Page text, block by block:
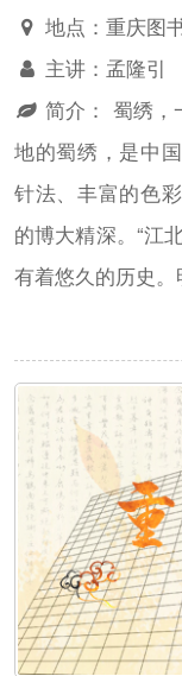
地点：重庆图
主讲： 孟隆引
简介： 蜀绣，
地的蜀绣，是中
针法、丰富的色
的博大精深。“江
有着悠久的历史